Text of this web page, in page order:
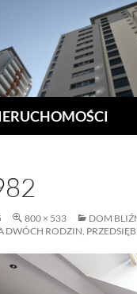
800 × 533
DOM
DWÓCH RODZIN,